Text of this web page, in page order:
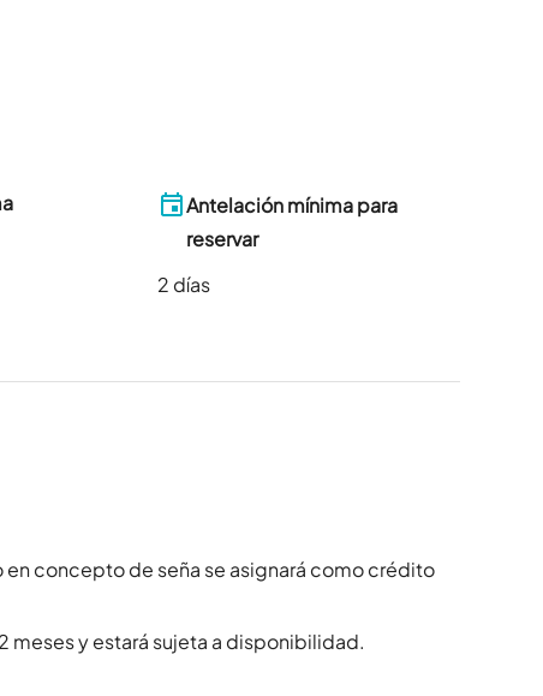
Antelación mínima para
reservar
2 días
concepto de seña se asignará como crédito
meses y estará sujeta a disponibilidad.